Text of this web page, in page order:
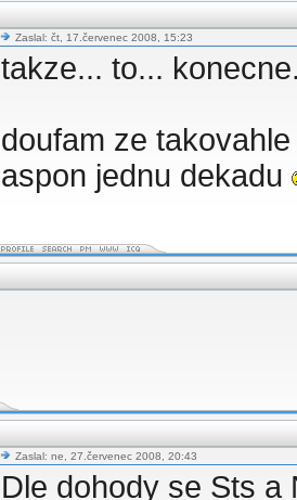
Zaslal: čt, 17.červenec 2008, 15:23
takze... to...
doufam ze
aspon jednu dekadu
Zaslal: ne, 27.červenec 2008, 20:43
Dle dohody se Sts a